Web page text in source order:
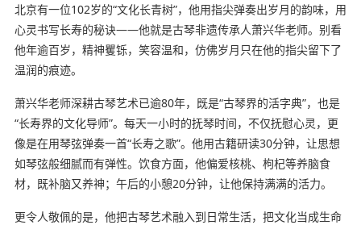
北京有一位102岁的“文化长青树”，他用指尖弹奏出岁月的韵味，用
心灵书写长寿的秘诀——他就是古琴非遗传承人萧兴华老师。别看
他年逾百岁，精神矍铄，笑容温和，仿佛岁月只在他的指尖留下了
温润的痕迹。
萧兴华老师深耕古琴艺术已逾80年，既是“古琴界的活字典”，也是
“长寿界的文化导师”。每天一小时的抚琴时间，不仅抚慰心灵，更
像是在用琴弦弹奏一首“长寿之歌”。他用古籍研读30分钟，让思想
如琴弦般细腻而有弹性。饮食方面，他偏爱核桃、枸杞等养脑食
材，既补脑又养神；午后的小憩20分钟，让他保持满满的活力。
更令人敬佩的是，他把古琴艺术融入到日常生活，把文化当成生命